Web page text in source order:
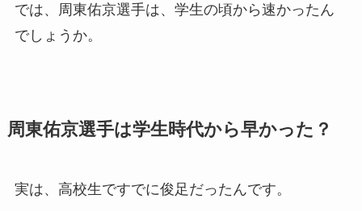
では、周東佑京選手は、学生の頃から速かったん
でしょうか。
周東佑京選手は学生時代から早かった？
実は、高校生ですでに俊足だったんです。